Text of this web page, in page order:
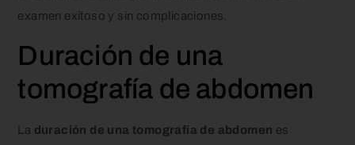
examen exitoso y sin complicaciones.
Duración de una
tomografía de abdomen
La duración de una tomografía de abdomen es